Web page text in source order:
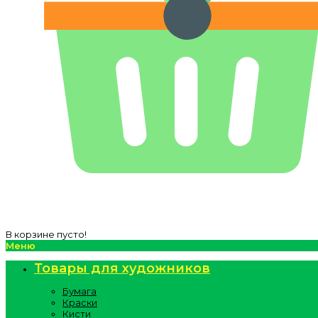
В корзине пусто!
Меню
Товары для художников
Бумага
Краски
Кисти